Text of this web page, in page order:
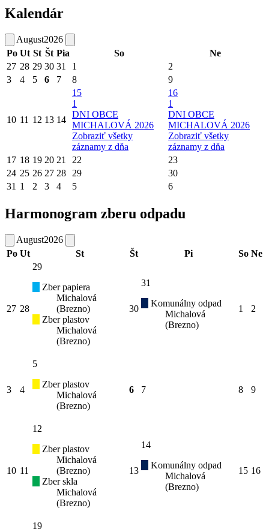
Kalendár
August2026
Po Ut St Št Pia So
Ne
27 28 29 30 31 1
2
3
4 5 6 7 8 9
10 11 12 13 14
15
1
DNI OBCE
MICHALOVÁ 2026
Zobraziť všetky
záznamy z dňa
16
1
DNI OBCE
MICHALOVÁ 2026
Zobraziť všetky
záznamy z dňa
17 18 19 20 21 22
23
24 25 26 27 28 29
30
31 1 2 3 4 5 6
Harmonogram zberu odpadu
August2026
Po Ut St Št Pi So Ne
27 28
29
Zber papiera
Michalová
(Brezno)
Zber plastov
Michalová
(Brezno)
30
31
Komunálny odpad
Michalová
(Brezno)
1 2
3 4
5
Zber plastov
Michalová
(Brezno)
6 7 8 9
10 11
12
Zber plastov
Michalová
(Brezno)
Zber skla
Michalová
(Brezno)
13
14
Komunálny odpad
Michalová
(Brezno)
15 16
19